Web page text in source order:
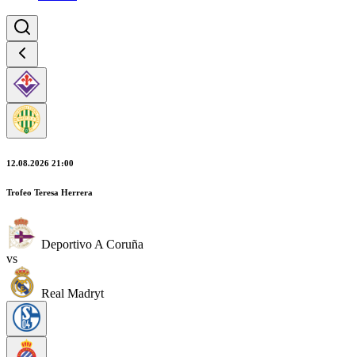
12.08.2026 21:00
Trofeo Teresa Herrera
Deportivo A Coruña
vs
Real Madryt